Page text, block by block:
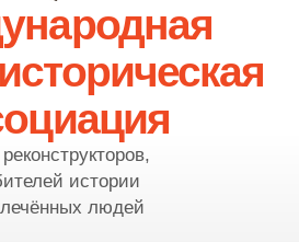
истории
людей